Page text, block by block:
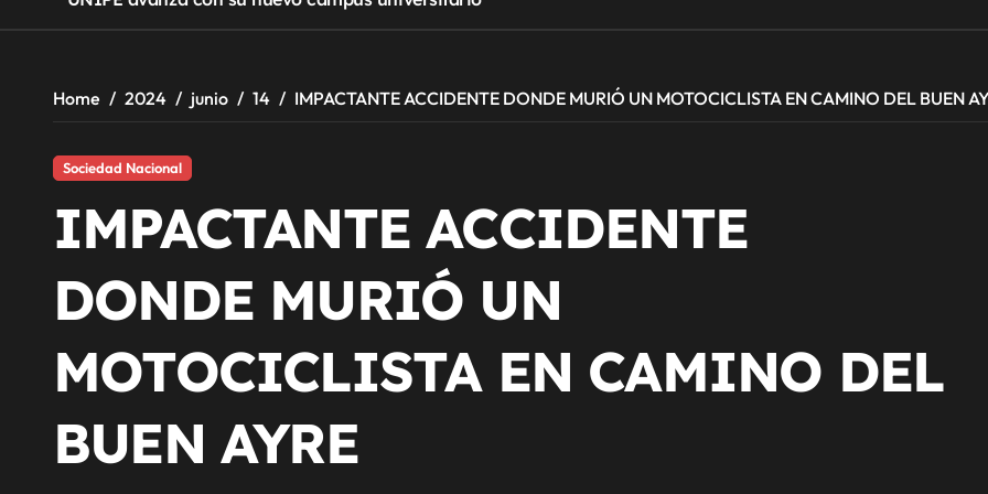
Home 2024 junio 14 IMPACTANTE ACCIDENTE DONDE MURIÓ UN MOTOCICLISTA EN CAMINO DEL BUEN
Sociedad Nacional
IMPACTANTE ACCIDENTE
DONDE MURIÓ UN
MOTOCICLISTA EN CAMINO DEL
BUEN AYRE